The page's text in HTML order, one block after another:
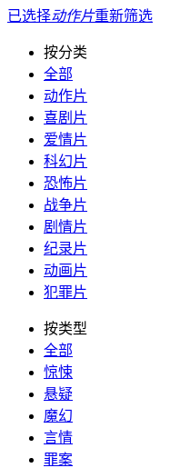
已选择动作片重新筛选
按分类
全部
动作片
喜剧片
爱情片
科幻片
恐怖片
战争片
剧情片
纪录片
动画片
犯罪片
按类型
全部
惊悚
悬疑
魔幻
言情
罪案